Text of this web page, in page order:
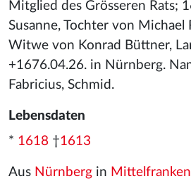
Mitglied des Grösseren Rats;
Susanne, Tochter von Michael
Witwe von Konrad Büttner,
+1676.04.26. in Nürnberg.
Fabricius, Schmid.
Lebensdaten
* 1618 †1613
Aus Nürnberg in Mittelfranken